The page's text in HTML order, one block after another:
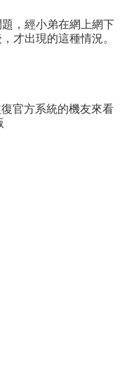
，經小弟在網上網下
才出現的這種情況。
官方系統的機友來看